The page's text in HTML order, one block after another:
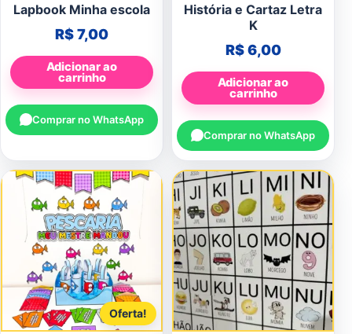
Lapbook Minha escola
R$7,00
Adicionar ao
carrinho
Comprar no WhatsApp
História e Cartaz Letra
K
R$6,00
Adicionar ao
carrinho
Comprar no WhatsApp
Oferta!